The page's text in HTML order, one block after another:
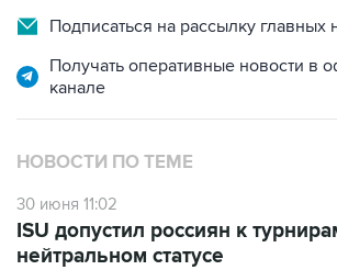
Подписаться на рассылку главных
Получать оперативные новости в
канале
НОВОСТИ ПО ТЕМЕ
30 июня 11:02
ISU допустил россиян к
нейтральном статусе